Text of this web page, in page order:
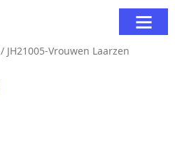
/ JH21005-Vrouwen Laarzen